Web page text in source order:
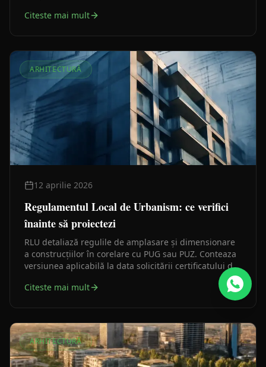
Citeste mai mult
ARHITECTURĂ
12 aprilie 2026
Regulamentul Local de Urbanism: ce verifici
înainte să proiectezi
RLU detaliază regulile de amplasare și dimensionare
a construcțiilor în corelare cu PUG sau PUZ. Conteaza
versiunea aplicabilă la data solicitării certificatului de
urbanism, nu o interpretare rămasă dintr-un caz mai
vechi.
Citeste mai mult
ARHITECTURĂ